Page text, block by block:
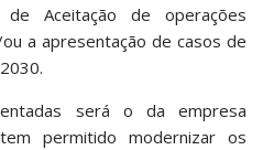
Aceitação de operações
a apresentação de casos de
será o da empresa
permitido modernizar os